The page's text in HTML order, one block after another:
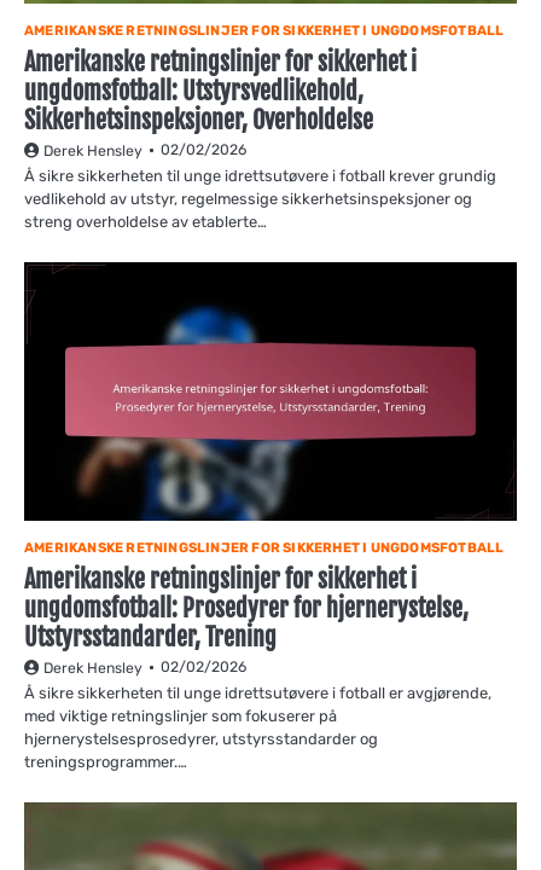
AMERIKANSKE RETNINGSLINJER FOR SIKKERHET I UNGDOMSFOTBALL
Amerikanske retningslinjer for sikkerhet i
ungdomsfotball: Utstyrsvedlikehold,
Sikkerhetsinspeksjoner, Overholdelse
Derek Hensley 02/02/2026
Å sikre sikkerheten til unge idrettsutøvere i fotball krever grundig
vedlikehold av utstyr, regelmessige sikkerhetsinspeksjoner og
streng overholdelse av etablerte…
AMERIKANSKE RETNINGSLINJER FOR SIKKERHET I UNGDOMSFOTBALL
Amerikanske retningslinjer for sikkerhet i
ungdomsfotball: Prosedyrer for hjernerystelse,
Utstyrsstandarder, Trening
Derek Hensley 02/02/2026
Å sikre sikkerheten til unge idrettsutøvere i fotball er avgjørende,
med viktige retningslinjer som fokuserer på
hjernerystelsesprosedyrer, utstyrsstandarder og
treningsprogrammer.…